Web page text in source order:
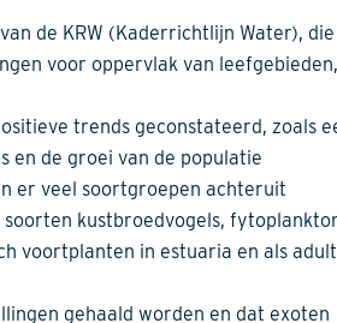
de KRW (Kaderrichtlijn Water), die
voor oppervlak van leefgebieden,
trends geconstateerd, zoals
en de groei van de populatie
er veel soortgroepen achteruit
kustbroedvogels,
voortplanten in estuaria en als adult
gehaald worden en dat exoten